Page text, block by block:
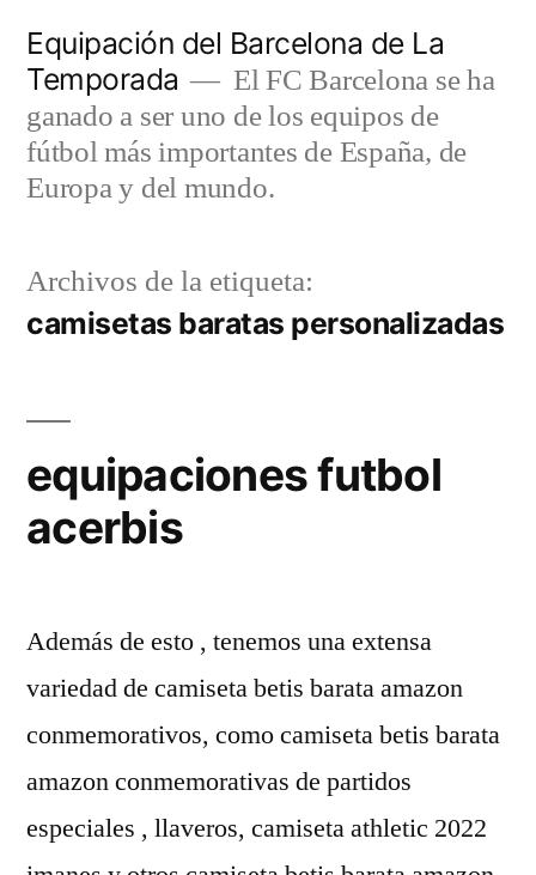
contenido
Equipación del Barcelona de La
Temporada
El FC Barcelona se ha
ganado a ser uno de los equipos de
fútbol más importantes de España, de
Europa y del mundo.
Archivos de la etiqueta:
camisetas baratas personalizadas
equipaciones futbol
acerbis
Además de esto , tenemos una extensa
variedad de camiseta betis barata amazon
conmemorativos, como camiseta betis barata
amazon conmemorativas de partidos
especiales , llaveros, camiseta athletic 2022